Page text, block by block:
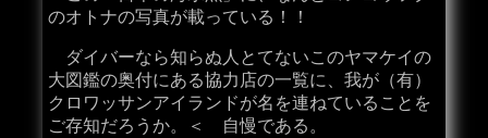
のオトナの写真が載っている！！
ダイバーなら知らぬ人とてないこのヤマケイの
大図鑑の奥付にある協力店の一覧に、我が（有）
クロワッサンアイランドが名を連ねていることを
ご存知だろうか。＜ 自慢である。